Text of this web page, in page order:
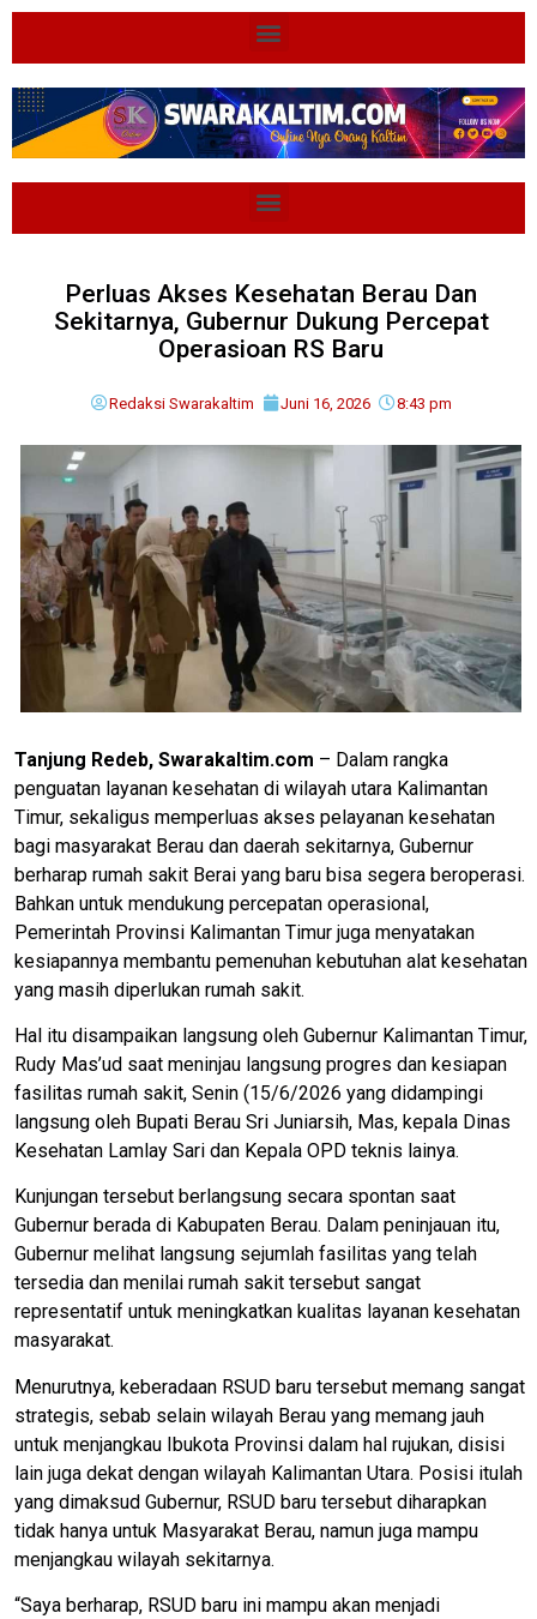
Perluas Akses Kesehatan Berau Dan
Sekitarnya, Gubernur Dukung Percepat
Operasioan RS Baru
Redaksi Swarakaltim Juni 16, 2026 8:43 pm
Tanjung Redeb, Swarakaltim.com – Dalam rangka
penguatan layanan kesehatan di wilayah utara Kalimantan
Timur, sekaligus memperluas akses pelayanan kesehatan
bagi masyarakat Berau dan daerah sekitarnya, Gubernur
berharap rumah sakit Berai yang baru bisa segera beroperasi.
Bahkan untuk mendukung percepatan operasional,
Pemerintah Provinsi Kalimantan Timur juga menyatakan
kesiapannya membantu pemenuhan kebutuhan alat kesehatan
yang masih diperlukan rumah sakit.
Hal itu disampaikan langsung oleh Gubernur Kalimantan Timur,
Rudy Mas’ud saat meninjau langsung progres dan kesiapan
fasilitas rumah sakit, Senin (15/6/2026 yang didampingi
langsung oleh Bupati Berau Sri Juniarsih, Mas, kepala Dinas
Kesehatan Lamlay Sari dan Kepala OPD teknis lainya.
Kunjungan tersebut berlangsung secara spontan saat
Gubernur berada di Kabupaten Berau. Dalam peninjauan itu,
Gubernur melihat langsung sejumlah fasilitas yang telah
tersedia dan menilai rumah sakit tersebut sangat
representatif untuk meningkatkan kualitas layanan kesehatan
masyarakat.
Menurutnya, keberadaan RSUD baru tersebut memang sangat
strategis, sebab selain wilayah Berau yang memang jauh
untuk menjangkau Ibukota Provinsi dalam hal rujukan, disisi
lain juga dekat dengan wilayah Kalimantan Utara. Posisi itulah
yang dimaksud Gubernur, RSUD baru tersebut diharapkan
tidak hanya untuk Masyarakat Berau, namun juga mampu
menjangkau wilayah sekitarnya.
“Saya berharap, RSUD baru ini mampu akan menjadi